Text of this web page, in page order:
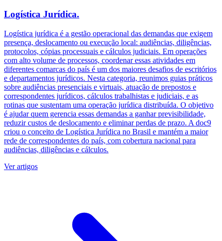
Logística Jurídica.
Logística jurídica é a gestão operacional das demandas que exigem
presença, deslocamento ou execução local: audiências, diligências,
protocolos, cópias processuais e cálculos judiciais. Em operações
com alto volume de processos, coordenar essas atividades em
diferentes comarcas do país é um dos maiores desafios de escritórios
e departamentos jurídicos. Nesta categoria, reunimos guias práticos
sobre audiências presenciais e virtuais, atuação de prepostos e
correspondentes jurídicos, cálculos trabalhistas e judiciais, e as
rotinas que sustentam uma operação jurídica distribuída. O objetivo
é ajudar quem gerencia essas demandas a ganhar previsibilidade,
reduzir custos de deslocamento e eliminar perdas de prazo. A doc9
criou o conceito de Logística Jurídica no Brasil e mantém a maior
rede de correspondentes do país, com cobertura nacional para
audiências, diligências e cálculos.
Ver artigos